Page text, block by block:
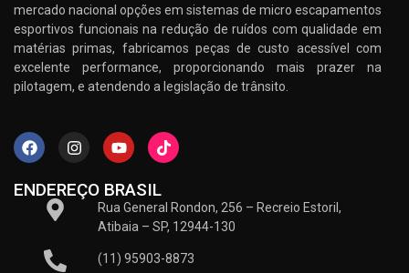
mercado nacional opções em sistemas de micro escapamentos
esportivos funcionais na redução de ruídos com qualidade em
matérias primas, fabricamos peças de custo acessível com
excelente performance, proporcionando mais prazer na
pilotagem, e atendendo a legislação de trânsito.
ENDEREÇO BRASIL
Rua General Rondon, 256 – Recreio Estoril,
Atibaia – SP, 12944-130
(11) 95903-8873